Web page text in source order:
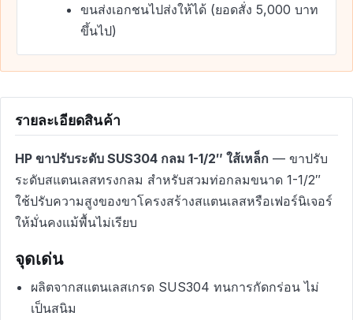
ขนส่งเอกชนไปส่งให้ได้ (ยอดสั่ง 5,000 บาท
ขึ้นไป)
รายละเอียดสินค้า
HP ขาปรับระดับ SUS304 กลม 1-1/2″ ใส้เหล็ก — ขาปรับ
ระดับสแตนเลสทรงกลม สำหรับสวมท่อกลมขนาด 1-1/2″
ใช้ปรับความสูงของขาโครงสร้างสแตนเลสหรือเฟอร์นิเจอร์
ให้มั่นคงแม้พื้นไม่เรียบ
จุดเด่น
ผลิตจากสแตนเลสเกรด SUS304 ทนการกัดกร่อน ไม่
เป็นสนิม